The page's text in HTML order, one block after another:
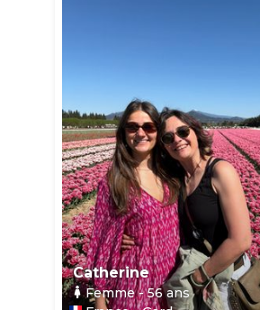
Catherine
Femme- 56ans